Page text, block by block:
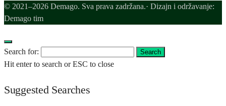
© 2021–2026 Demago. Sva prava zadržana.· Dizajn i održavanje:
Demago tim
Search for: Search
Hit enter to search or ESC to close
Suggested Searches